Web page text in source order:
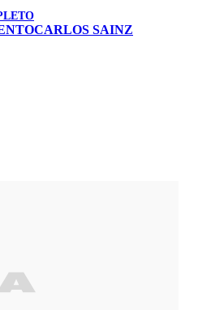
CARLOS SAINZ